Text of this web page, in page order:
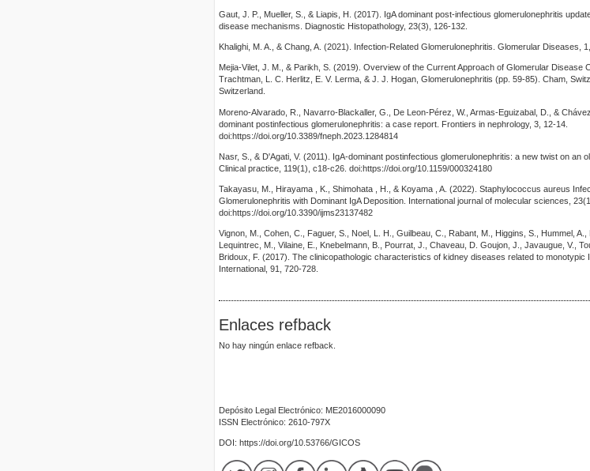
Gaut, J. P., Mueller, S., & Liapis, H. (2017). IgA dominant post-infectious glomerulonephritis
disease mechanisms. Diagnostic Histopathology, 23(3), 126-132.
Khalighi, M. A., & Chang, A. (2021). Infection-Related Glomerulonephritis. Glomerular Diseases, 1,
Mejia-Vilet, J. M., & Parikh, S. (2019). Overview of the Current Approach of Glomerular Disease
Trachtman, L. C. Herlitz, E. V. Lerma, & J. J. Hogan, Glomerulonephritis (pp. 59-85). Cham,
Switzerland.
Moreno-Alvarado, R., Navarro-Blackaller, G., De Leon-Pérez, W., Armas-Eguizabal, D., &
dominant postinfectious glomerulonephritis: a case report. Frontiers in nephrology, 3, 12-14.
doi:https://doi.org/10.3389/fneph.2023.1284814
Nasr, S., & D'Agati, V. (2011). IgA-dominant postinfectious glomerulonephritis: a new twist on an
Clinical practice, 119(1), c18-c26. doi:https://doi.org/10.1159/000324180
Takayasu, M., Hirayama , K., Shimohata , H., & Koyama , A. (2022). Staphylococcus aureus
Glomerulonephritis with Dominant IgA Deposition. International journal of molecular sciences,
doi:https://doi.org/10.3390/ijms23137482
Vignon, M., Cohen, C., Faguer, S., Noel, L. H., Guilbeau, C., Rabant, M., Higgins, S., Hummel, A.,
Lequintrec, M., Vilaine, E., Knebelmann, B., Pourrat, J., Chaveau, D. Goujon, J., Javaugue, V.,
Bridoux, F. (2017). The clinicopathologic characteristics of kidney diseases related to monotypic
International, 91, 720-728.
Enlaces refback
No hay ningún enlace refback.
Depósito Legal Electrónico: ME2016000090
ISSN Electrónico: 2610-797X
DOI: https://doi.org/10.53766/GICOS